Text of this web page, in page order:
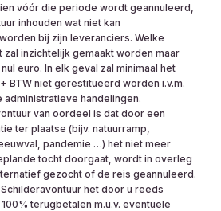
vóór die periode wordt geannuleerd,
inhouden wat niet kan
bij zijn leveranciers. Welke
inzichtelijk gemaakt worden maar
euro. In elk geval zal minimaal het
BTW niet gerestitueerd worden i.v.m.
handelingen.
van oordeel is dat door een
ter plaatse (bijv. natuurramp,
pandemie …) het niet meer
tocht doorgaat, wordt in overleg
gezocht of de reis geannuleerd.
het door u reeds
terugbetalen m.u.v. eventuele